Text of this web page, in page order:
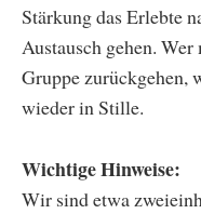
Stärkung das Erlebte
Austausch gehen.
Gruppe zurückgehen,
wieder in Stille.
Wichtige Hinweise:
Wir sind etwa